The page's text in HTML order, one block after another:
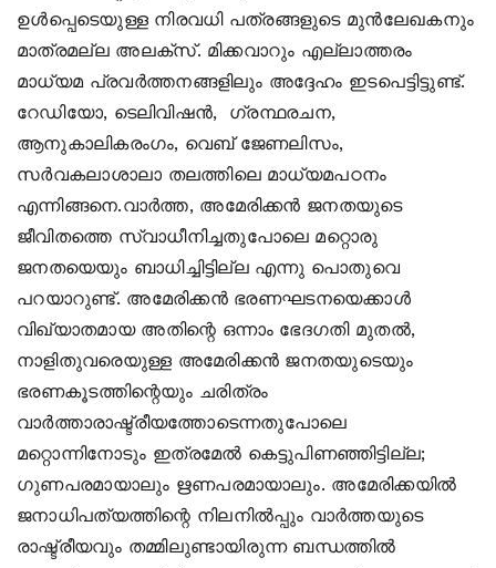
ഉള്‍പ്പെടെയുള്ള നിരവധി പത്രങ്ങളുടെ മുന്‍ലേഖകനും
മാത്രമല്ല അലക്‌സ്. മിക്കവാറും എല്ലാത്തരം
മാധ്യമ പ്രവര്‍ത്തനങ്ങളിലും അദ്ദേഹം ഇടപെട്ടിട്ടുണ്ട്.
റേഡിയോ, ടെലിവിഷന്‍, ഗ്രന്ഥരചന,
ആനുകാലികരംഗം, വെബ് ജേണലിസം,
സര്‍വകലാശാലാ തലത്തിലെ മാധ്യമപഠനം
എന്നിങ്ങനെ.വാര്‍ത്ത, അമേരിക്കന്‍ ജനതയുടെ
ജീവിതത്തെ സ്വാധീനിച്ചതുപോലെ മറ്റൊരു
ജനതയെയും ബാധിച്ചിട്ടില്ല എന്നു പൊതുവെ
പറയാറുണ്ട്. അമേരിക്കന്‍ ഭരണഘടനയെക്കാള്‍
വിഖ്യാതമായ അതിന്റെ ഒന്നാം ഭേദഗതി മുതല്‍,
നാളിതുവരെയുള്ള അമേരിക്കന്‍ ജനതയുടെയും
ഭരണകൂടത്തിന്റെയും ചരിത്രം
വാര്‍ത്താരാഷ്ട്രീയത്തോടെന്നതുപോലെ
മറ്റൊന്നിനോടും ഇത്രമേല്‍ കെട്ടുപിണഞ്ഞിട്ടില്ല;
ഗുണപരമായാലും ഋണപരമായാലും. അമേരിക്കയില്‍
ജനാധിപത്യത്തിന്റെ നിലനില്‍പ്പും വാര്‍ത്തയുടെ
രാഷ്ട്രീയവും തമ്മിലുണ്ടായിരുന്ന ബന്ധത്തില്‍